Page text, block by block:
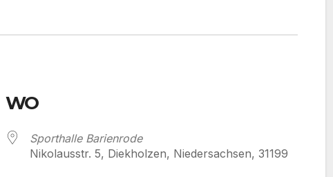
WO
Sporthalle Barienrode
Nikolausstr. 5, Diekholzen, Niedersachsen, 31199